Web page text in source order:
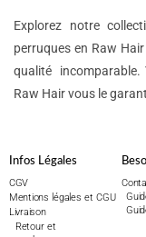
Explorez notre
perruques en Raw
qualité incomparable.
Raw Hair vous le
Infos Légales
CGV
Mentions légales et CGU
Livraison
Retour et